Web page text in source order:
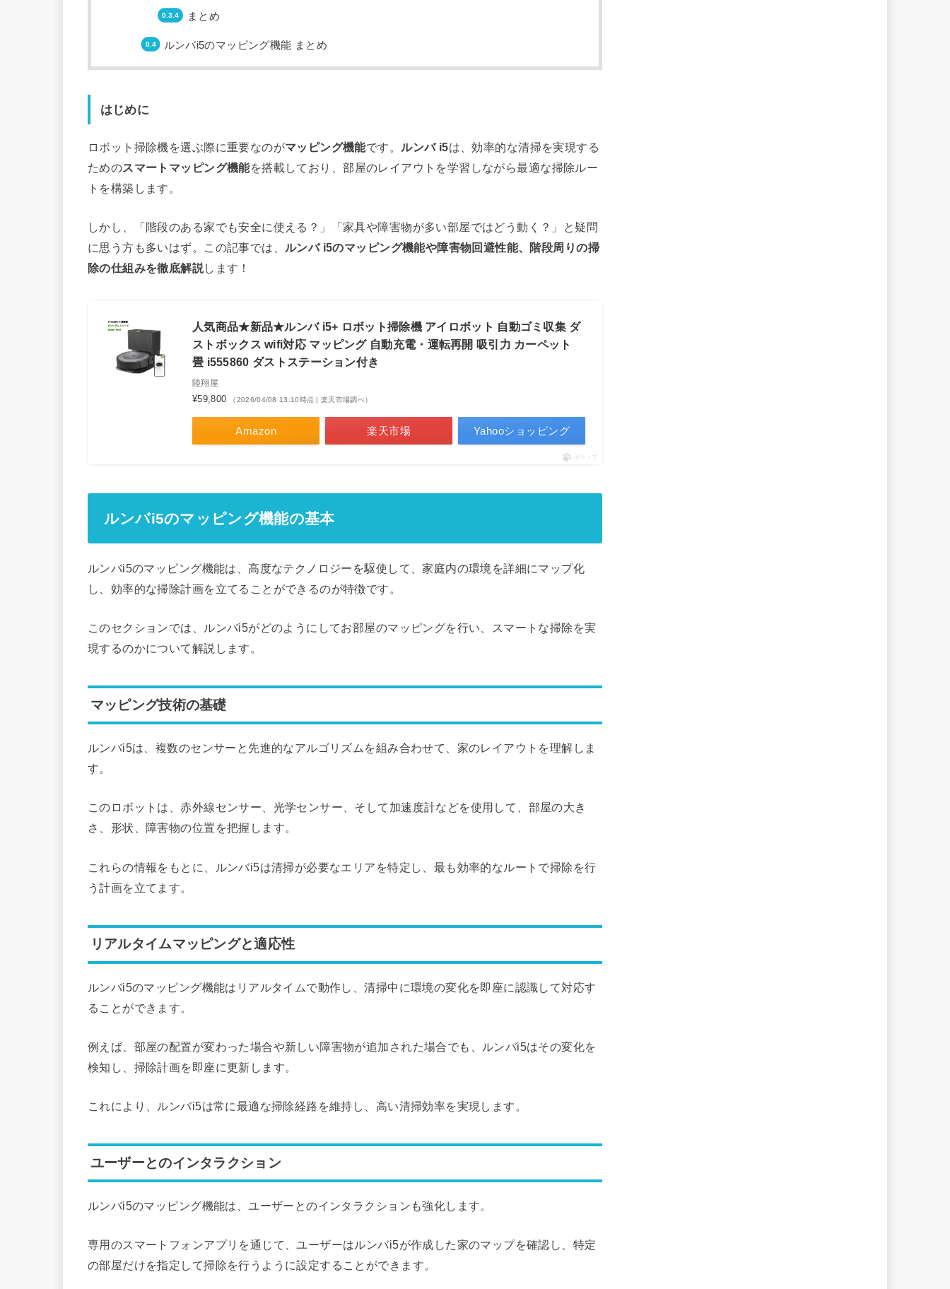
まとめ
ルンバi5のマッピング機能 まとめ
はじめに
ロボット掃除機を選ぶ際に重要なのがマッピング機能です。 ルンバ i5は、効率的な清掃を実現する
ためのスマートマッピング機能を搭載しており、部屋のレイアウトを学習しながら最適な掃除ルー
トを構築します。
しかし、「階段のある家でも安全に使える？」「家具や障害物が多い部屋ではどう動く？」と疑問
に思う方も多いはず。この記事では、 ルンバ i5のマッピング機能や障害物回避性能、階段周りの掃
除の仕組みを徹底解説します！
人気商品★新品★ルンバ i5+ ロボット掃除機 アイロボット 自動ゴミ収集 ダ
ストボックス wifi対応 マッピング 自動充電・運転再開 吸引力 カーペット
畳 i555860 ダストステーション付き
陸翔屋
¥59,800 （2026/04/08 13:10時点 | 楽天市場調べ）
Amazon 楽天市場 Yahooショッピング
ポチップ
ルンバi5のマッピング機能の基本
ルンバi5のマッピング機能は、高度なテクノロジーを駆使して、家庭内の環境を詳細にマップ化
し、効率的な掃除計画を立てることができるのが特徴です。
このセクションでは、ルンバi5がどのようにしてお部屋のマッピングを行い、スマートな掃除を実
現するのかについて解説します。
マッピング技術の基礎
ルンバi5は、複数のセンサーと先進的なアルゴリズムを組み合わせて、家のレイアウトを理解しま
す。
このロボットは、赤外線センサー、光学センサー、そして加速度計などを使用して、部屋の大き
さ、形状、障害物の位置を把握します。
これらの情報をもとに、ルンバi5は清掃が必要なエリアを特定し、最も効率的なルートで掃除を行
う計画を立てます。
リアルタイムマッピングと適応性
ルンバi5のマッピング機能はリアルタイムで動作し、清掃中に環境の変化を即座に認識して対応す
ることができます。
例えば、部屋の配置が変わった場合や新しい障害物が追加された場合でも、ルンバi5はその変化を
検知し、掃除計画を即座に更新します。
これにより、ルンバi5は常に最適な掃除経路を維持し、高い清掃効率を実現します。
ユーザーとのインタラクション
ルンバi5のマッピング機能は、ユーザーとのインタラクションも強化します。
専用のスマートフォンアプリを通じて、ユーザーはルンバi5が作成した家のマップを確認し、特定
の部屋だけを指定して掃除を行うように設定することができます。